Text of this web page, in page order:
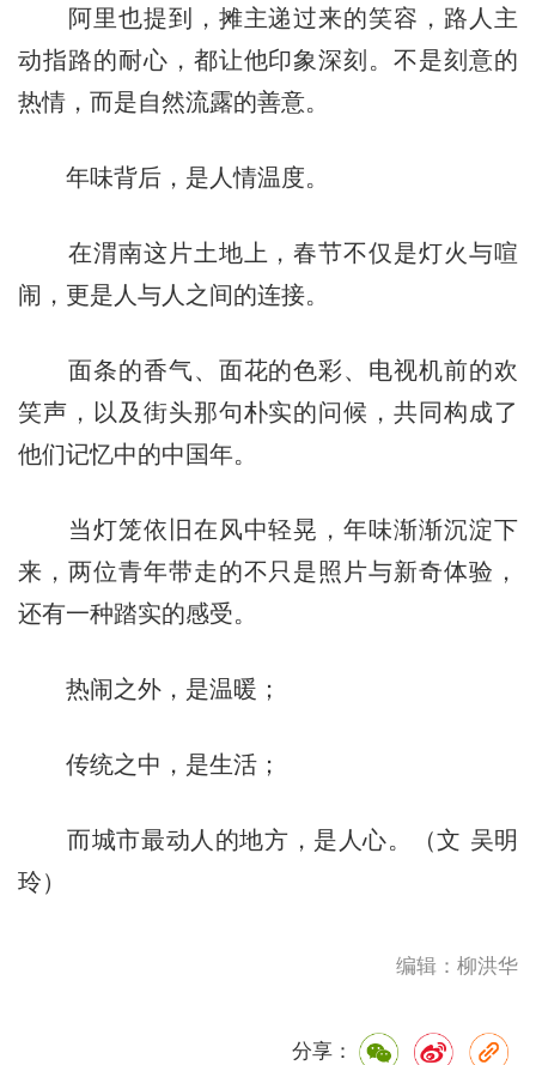
阿里也提到，摊主递过来的笑容，路人主
动指路的耐心，都让他印象深刻。不是刻意的
热情，而是自然流露的善意。
年味背后，是人情温度。
在渭南这片土地上，春节不仅是灯火与喧
闹，更是人与人之间的连接。
面条的香气、面花的色彩、电视机前的欢
笑声，以及街头那句朴实的问候，共同构成了
他们记忆中的中国年。
当灯笼依旧在风中轻晃，年味渐渐沉淀下
来，两位青年带走的不只是照片与新奇体验，
还有一种踏实的感受。
热闹之外，是温暖；
传统之中，是生活；
而城市最动人的地方，是人心。（文 吴明
玲）
编辑：柳洪华
分享：